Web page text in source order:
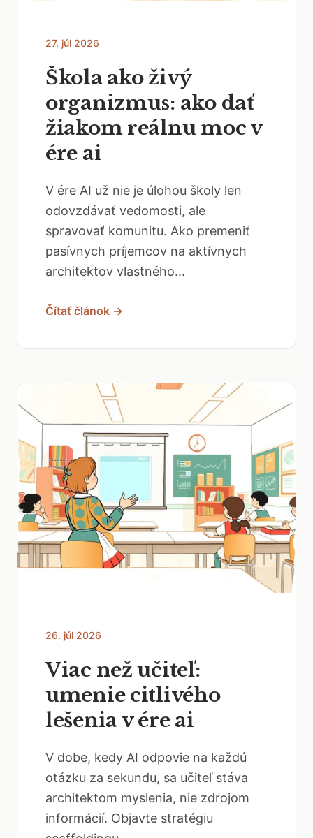
27. júl 2026
Škola ako živý
organizmus: ako dať
žiakom reálnu moc v
ére ai
V ére AI už nie je úlohou školy len
odovzdávať vedomosti, ale
spravovať komunitu. Ako premeniť
pasívnych príjemcov na aktívnych
architektov vlastného...
Čítať článok →
26. júl 2026
Viac než učiteľ:
umenie citlivého
lešenia v ére ai
V dobe, kedy AI odpovie na každú
otázku za sekundu, sa učiteľ stáva
architektom myslenia, nie zdrojom
informácií. Objavte stratégiu